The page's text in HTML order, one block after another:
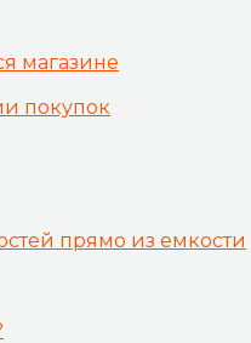
магазине
покупок
прямо из емкости